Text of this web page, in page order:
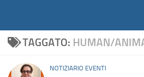
TAGGATO: HUMAN/
NOTIZIARIO EVENTI